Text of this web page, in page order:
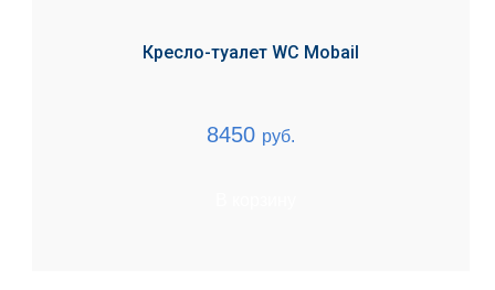
Кресло-туалет WC Mobail
8450 руб.